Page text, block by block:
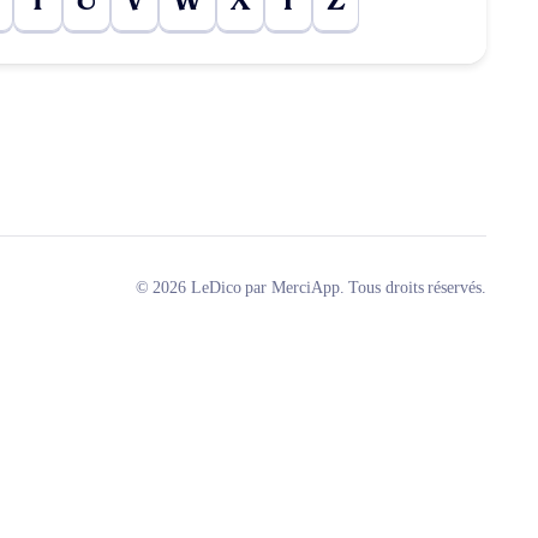
© 2026 LeDico par MerciApp. Tous droits réservés.